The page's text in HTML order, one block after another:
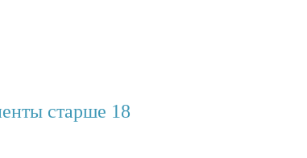
старше 18